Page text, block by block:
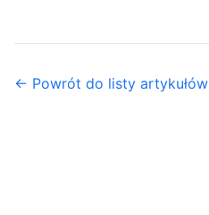
← Powrót do listy artykułów